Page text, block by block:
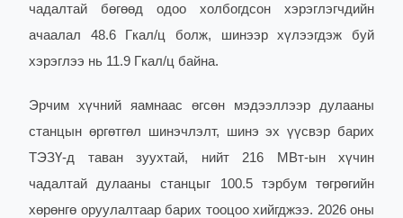
чадалтай бөгөөд одоо холбогдсон хэрэглэгчдийн
ачаалал 48.6 Гкал/ц болж, шинээр хүлээгдэж буй
хэрэглээ нь 11.9 Гкал/ц байна.
Эрчим хүчний яамнаас өгсөн мэдээллээр дулааны
станцын өргөтгөл шинэчлэлт, шинэ эх үүсвэр барих
ТЭЗҮ-д таван зуухтай, нийт 216 МВт-ын хүчин
чадалтай дулааны станцыг 100.5 тэрбум төгрөгийн
хөрөнгө оруулалтаар барих тооцоо хийгджээ. 2026 оны